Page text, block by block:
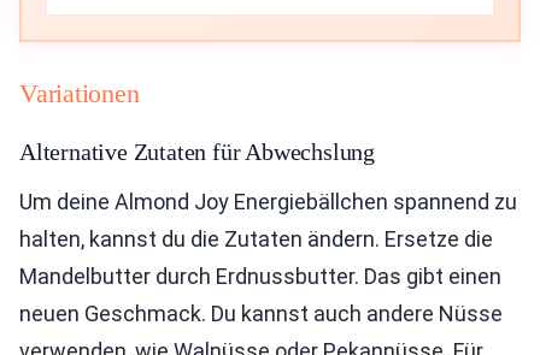
Variationen
Alternative Zutaten für Abwechslung
Um deine Almond Joy Energiebällchen spannend zu
halten, kannst du die Zutaten ändern. Ersetze die
Mandelbutter durch Erdnussbutter. Das gibt einen
neuen Geschmack. Du kannst auch andere Nüsse